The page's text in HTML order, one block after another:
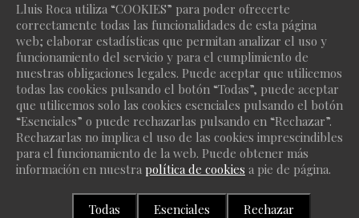
Copyright 2026 Lluis Roca - ¿Quieres un sitio como este? ©
protiendas.net
Lluis Roca utiliza “COOKIES” para poder ofrecerte
correctamente todas las funcionalidades de esta página
web; elaborar estadísticas que permitan analizar el uso y
funcionamiento del servicio y para el cumplimiento de
nuestras obligaciones legales. Puede aceptar que utilicemos
todas las cookies pulsando el botón “Todas”, puede aceptar
que utilicemos solo las cookies esenciales pulsando el botón
“Esenciales” o puede rechazarlas pulsando en “Rechazar”.
Rechazarlas no implica el uso de las cookies imprescindibles
para el funcionamiento de la web. Puede obtener más
información en nuestra política de cookies a pie de página.
Todas Esenciales Rechazar